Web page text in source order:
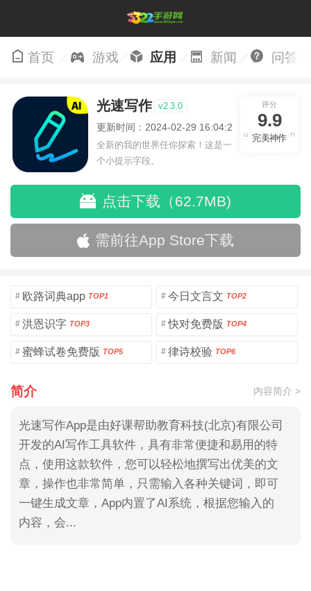
首页 游戏 应用 新闻 问答
光速写作 v2.3.0
更新时间：2024-02-29 16:04:28
全新的我的世界任你探索！这是一
个小提示字段。
评分
9.9
完美神作
点击下载（62.7MB)
需前往App Store下载
# 欧路词典app TOP1 # 今日文言文 TOP2
# 洪恩识字 TOP3 # 快对免费版 TOP4
# 蜜蜂试卷免费版 TOP5 # 律诗校验 TOP6
简介 内容简介 >
光速写作App是由好课帮助教育科技(北京)有限公司
开发的AI写作工具软件，具有非常便捷和易用的特
点，使用这款软件，您可以轻松地撰写出优美的文
章，操作也非常简单，只需输入各种关键词，即可
一键生成文章，App内置了AI系统，根据您输入的
内容，会...